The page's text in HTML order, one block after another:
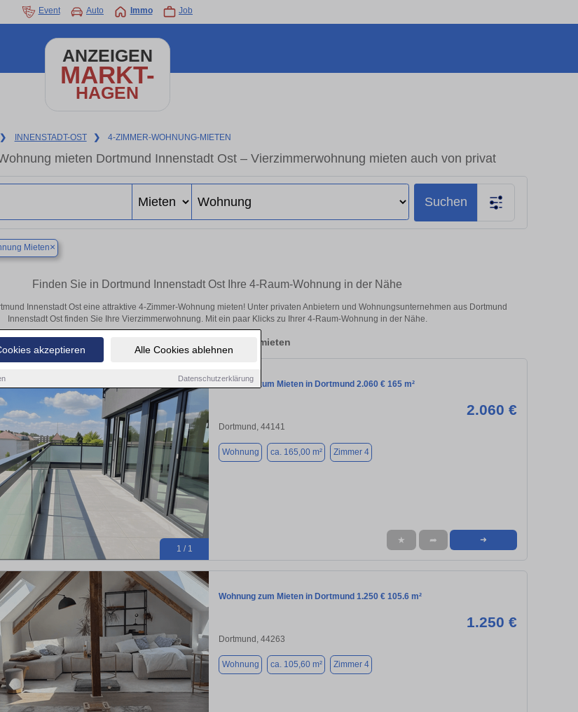
akzeptieren Alle Cookies ablehnen
Datenschutzerklärung
Event Auto Immo Job
ANZEIGEN
MARKT-
HAGEN
❯ INNENSTADT-OST ❯ 4-ZIMMER-WOHNUNG-MIETEN
mieten Dortmund Innenstadt Ost – Vierzimmerwohnung mieten auch von privat
Suchen
Mieten×
Finden Sie in Dortmund Innenstadt Ost Ihre 4-Raum-Wohnung in der Nähe
Innenstadt Ost eine attraktive 4-Zimmer-Wohnung mieten! Unter privaten Anbietern und Wohnungsunternehmen aus Dortmund
Innenstadt Ost finden Sie Ihre Vierzimmerwohnung. Mit ein paar Klicks zu Ihrer 4-Raum-Wohnung in der Nähe.
Aktuelle Wohnung zum mieten
1 / 1
Wohnung zum Mieten in Dortmund 2.060 € 165 m²
2.060 €
Dortmund, 44141
Wohnung ca. 165,00 m² Zimmer 4
★ ➦ ➜
Wohnung zum Mieten in Dortmund 1.250 € 105.6 m²
1.250 €
Dortmund, 44263
Wohnung ca. 105,60 m² Zimmer 4